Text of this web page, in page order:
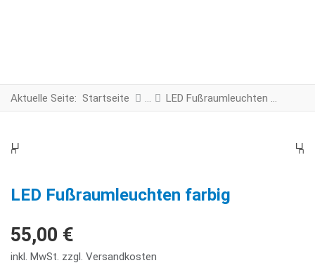
Aktuelle Seite: Startseite LED Fußraumleuchten farbig
LED Fußraumleuchten farbig
55,00 €
inkl. MwSt. zzgl. Versandkosten